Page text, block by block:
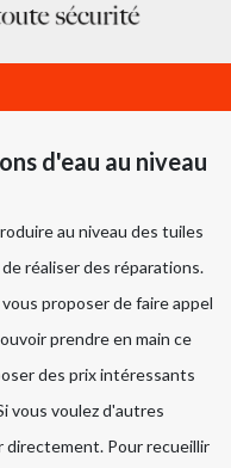
d'eau au niveau
au niveau des tuiles
réaliser des réparations.
proposer de faire appel
prendre en main ce
des prix intéressants
vous voulez d'autres
directement. Pour recueillir